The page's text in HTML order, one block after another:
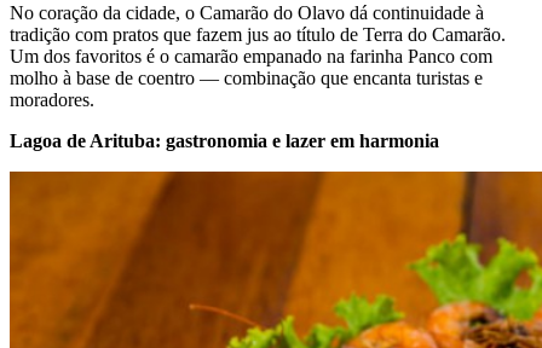
No coração da cidade, o Camarão do Olavo dá continuidade à
tradição com pratos que fazem jus ao título de Terra do Camarão.
Um dos favoritos é o camarão empanado na farinha Panco com
molho à base de coentro — combinação que encanta turistas e
moradores.
Lagoa de Arituba: gastronomia e lazer em harmonia